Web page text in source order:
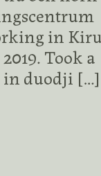
in
Took a
duodji […]